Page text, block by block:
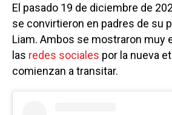
El pasado 19 de diciembre de
se convirtieron en padres de su
Liam. Ambos se mostraron muy
las redes sociales por la nueva
comienzan a transitar.